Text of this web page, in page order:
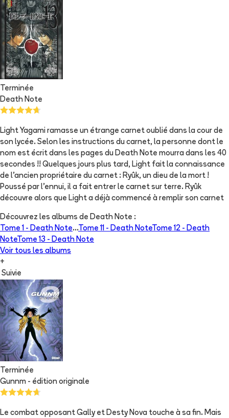
Terminée
Death Note
Light Yagami ramasse un étrange carnet oublié dans la cour de
son lycée. Selon les instructions du carnet, la personne dont le
nom est écrit dans les pages du Death Note mourra dans les 40
secondes !! Quelques jours plus tard, Light fait la connaissance
de l'ancien propriétaire du carnet : Ryûk, un dieu de la mort !
Poussé par l'ennui, il a fait entrer le carnet sur terre. Ryûk
découvre alors que Light a déjà commencé à remplir son carnet
Découvrez les albums de Death Note :
Tome 1 - Death Note...Tome 11 - Death NoteTome 12 - Death
NoteTome 13 - Death Note
Voir tous les albums
+
Suivie
Terminée
Gunnm - édition originale
Le combat opposant Gally et Desty Nova touche à sa fin. Mais